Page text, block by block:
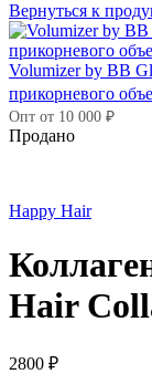
Вернуться к
Volumizer by BB
прикорневого
Опт от 10 000 ₽
Продано
Happy Hair
Hair
2800 ₽